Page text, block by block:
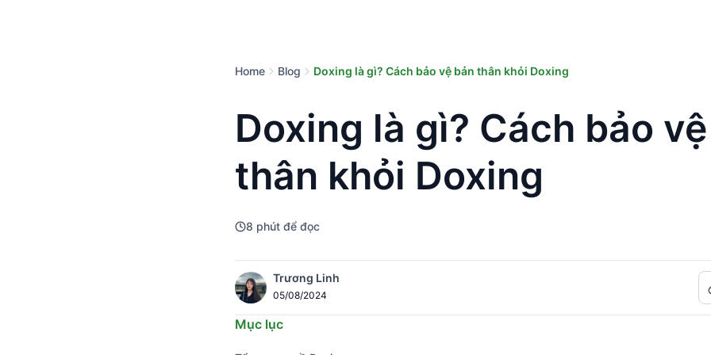
Home Blog Doxing là gì? Cách bảo vệ bản thân khỏi Doxing
Doxing là gì? Cách bảo
thân khỏi Doxing
8 phút để đọc
Trương Linh
05/08/2024
Mục lục